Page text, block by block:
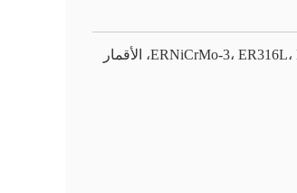
ERNiCrMo-3، ER316L، ER2594، ER2520، الأقمار